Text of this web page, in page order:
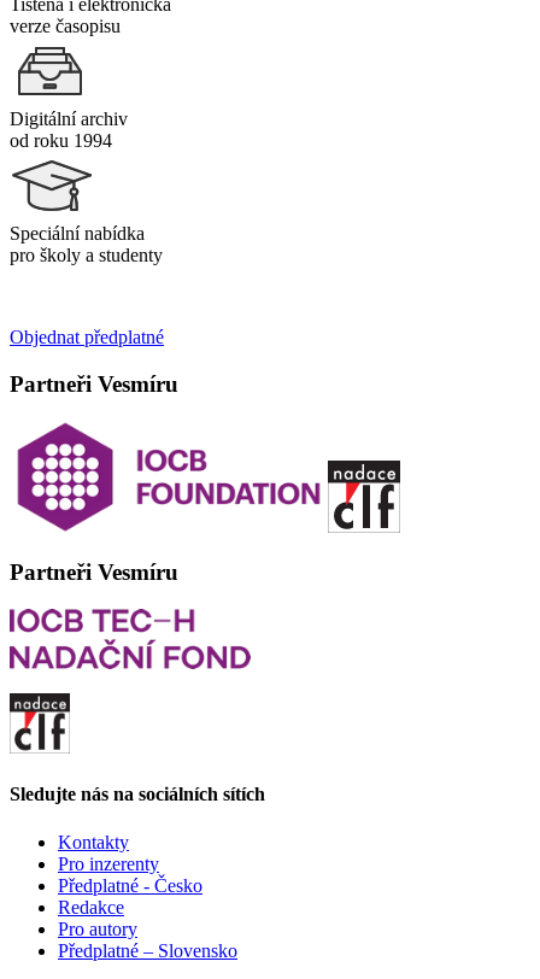
Tištěná i elektronická
verze časopisu
Digitální archiv
od roku 1994
Speciální nabídka
pro školy a studenty
Objednat předplatné
Partneři Vesmíru
Partneři Vesmíru
Sledujte nás na sociálních sítích
Kontakty
Pro inzerenty
Předplatné - Česko
Redakce
Pro autory
Předplatné – Slovensko